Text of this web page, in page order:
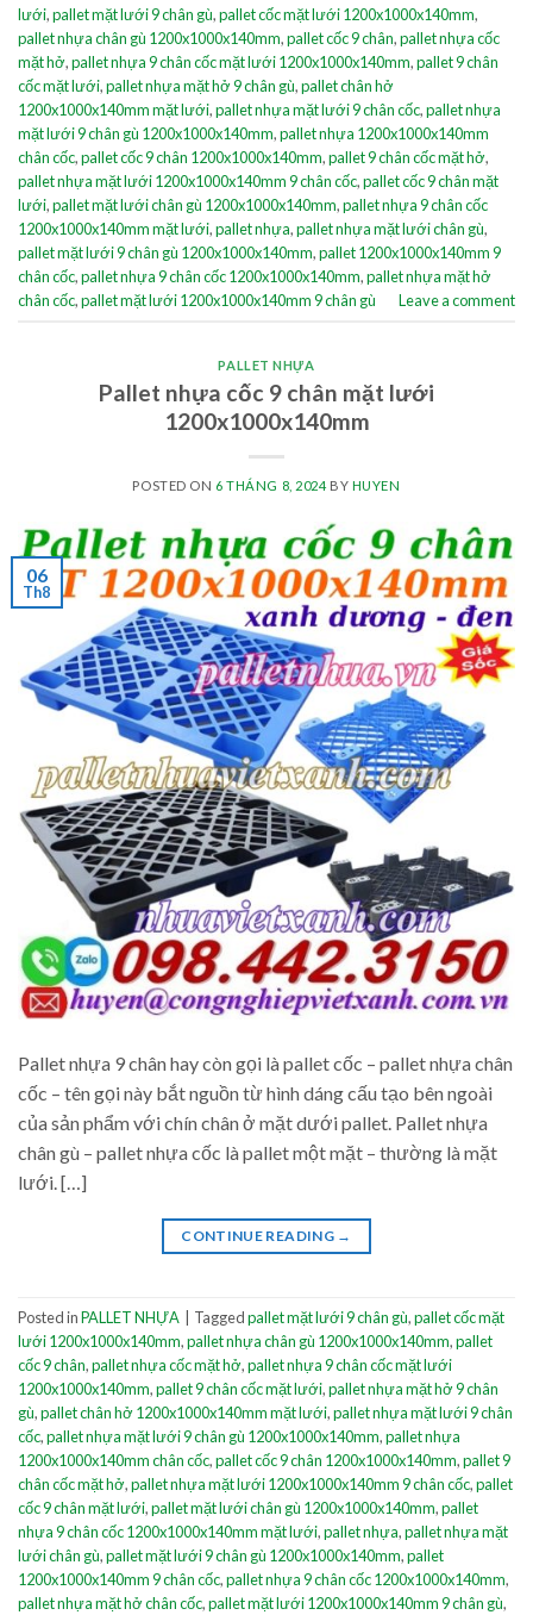
lưới,pallet mặt lưới 9 chân gù,pallet cốc mặt lưới 1200x1000x140mm,
pallet nhựa chân gù 1200x1000x140mm,pallet cốc 9 chân,pallet nhựa cốc
mặt hở,pallet nhựa 9 chân cốc mặt lưới 1200x1000x140mm,pallet 9 chân
cốc mặt lưới,pallet nhựa mặt hở 9 chân gù,pallet chân hở
1200x1000x140mm mặt lưới,pallet nhựa mặt lưới 9 chân cốc,pallet nhựa
mặt lưới 9 chân gù 1200x1000x140mm,pallet nhựa 1200x1000x140mm
chân cốc,pallet cốc 9 chân 1200x1000x140mm,pallet 9 chân cốc mặt hở,
pallet nhựa mặt lưới 1200x1000x140mm 9 chân cốc,pallet cốc 9 chân mặt
lưới,pallet mặt lưới chân gù 1200x1000x140mm,pallet nhựa 9 chân cốc
1200x1000x140mm mặt lưới,pallet nhựa,pallet nhựa mặt lưới chân gù,
pallet mặt lưới 9 chân gù 1200x1000x140mm,pallet 1200x1000x140mm 9
chân cốc,pallet nhựa 9 chân cốc 1200x1000x140mm,pallet nhựa mặt hở
chân cốc,pallet mặt lưới 1200x1000x140mm 9 chân gù Leave a comment
PALLET NHỰA
Pallet nhựa cốc 9 chân mặt lưới
1200x1000x140mm
POSTED ON 6 THÁNG 8, 2024BY HUYEN
06
Th8
Pallet nhựa 9 chân hay còn gọi là pallet cốc – pallet nhựa chân
cốc – tên gọi này bắt nguồn từ hình dáng cấu tạo bên ngoài
của sản phẩm với chín chân ở mặt dưới pallet. Pallet nhựa
chân gù – pallet nhựa cốc là pallet một mặt – thường là mặt
lưới. […]
CONTINUE READING →
Posted inPALLET NHỰA Taggedpallet mặt lưới 9 chân gù,pallet cốc mặt
lưới 1200x1000x140mm,pallet nhựa chân gù 1200x1000x140mm,pallet
cốc 9 chân,pallet nhựa cốc mặt hở,pallet nhựa 9 chân cốc mặt lưới
1200x1000x140mm,pallet 9 chân cốc mặt lưới,pallet nhựa mặt hở 9 chân
gù,pallet chân hở 1200x1000x140mm mặt lưới,pallet nhựa mặt lưới 9 chân
cốc,pallet nhựa mặt lưới 9 chân gù 1200x1000x140mm,pallet nhựa
1200x1000x140mm chân cốc,pallet cốc 9 chân 1200x1000x140mm,pallet 9
chân cốc mặt hở,pallet nhựa mặt lưới 1200x1000x140mm 9 chân cốc,pallet
cốc 9 chân mặt lưới,pallet mặt lưới chân gù 1200x1000x140mm,pallet
nhựa 9 chân cốc 1200x1000x140mm mặt lưới,pallet nhựa,pallet nhựa mặt
lưới chân gù,pallet mặt lưới 9 chân gù 1200x1000x140mm,pallet
1200x1000x140mm 9 chân cốc,pallet nhựa 9 chân cốc 1200x1000x140mm,
pallet nhựa mặt hở chân cốc,pallet mặt lưới 1200x1000x140mm 9 chân gù,